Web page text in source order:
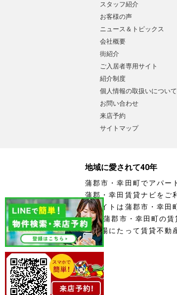
スタッフ紹介
お客様の声
ニュース＆トピックス
会社概要
街紹介
ご入居者専用サイト
紹介制度
個人情報の取扱いについて
お問い合わせ
来店予約
サイトマップ
地域に愛されて40年
蒲郡市・幸田町でアパー
蒲郡・幸田賃貸ナビをご
当サイトは蒲郡市・幸田
す。 蒲郡市・幸田町の
の立場にたって賃貸不動